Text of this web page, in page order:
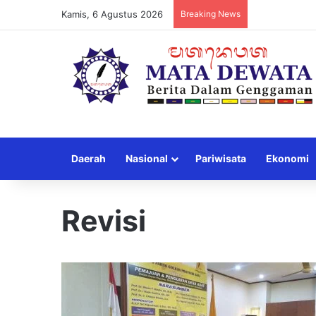
Kamis, 6 Agustus 2026 Breaking News
Daerah Nasional Pariwisata Ekonomi
Revisi